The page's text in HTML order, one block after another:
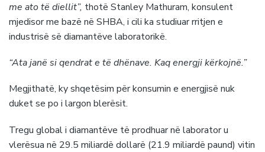
me ato të diellit”, thotë Stanley Mathuram, konsulent
mjedisor me bazë në SHBA, i cili ka studiuar rritjen e
industrisë së diamantëve laboratorikë.
“Ata janë si qendrat e të dhënave. Kaq energji kërkojnë.”
Megjithatë, ky shqetësim për konsumin e energjisë nuk
duket se po i largon blerësit.
Tregu global i diamantëve të prodhuar në laborator u
vlerësua në 29.5 miliardë dollarë (21.9 miliardë paund) vitin